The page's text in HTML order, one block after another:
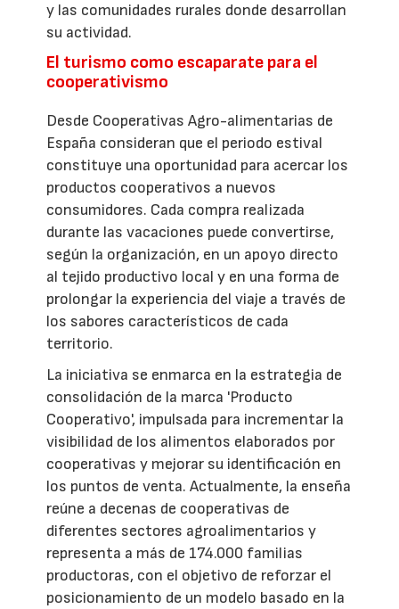
y las comunidades rurales donde desarrollan
su actividad.
El turismo como escaparate para el
cooperativismo
Desde Cooperativas Agro-alimentarias de
España consideran que el periodo estival
constituye una oportunidad para acercar los
productos cooperativos a nuevos
consumidores. Cada compra realizada
durante las vacaciones puede convertirse,
según la organización, en un apoyo directo
al tejido productivo local y en una forma de
prolongar la experiencia del viaje a través de
los sabores característicos de cada
territorio.
La iniciativa se enmarca en la estrategia de
consolidación de la marca 'Producto
Cooperativo', impulsada para incrementar la
visibilidad de los alimentos elaborados por
cooperativas y mejorar su identificación en
los puntos de venta. Actualmente, la enseña
reúne a decenas de cooperativas de
diferentes sectores agroalimentarios y
representa a más de 174.000 familias
productoras, con el objetivo de reforzar el
posicionamiento de un modelo basado en la